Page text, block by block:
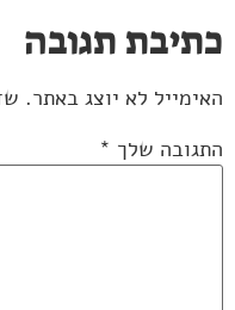
כתיבת תגובה
האימייל לא יוצג באתר.
התגובה שלך *